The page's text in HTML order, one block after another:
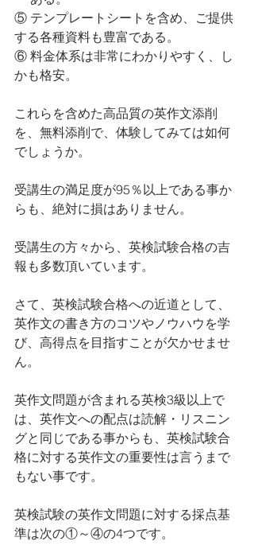
⑤ テンプレートシートを含め、ご提供
する各種資料も豊富である。
⑥ 料金体系は非常にわかりやすく、し
かも格安。
これらを含めた高品質の英作文添削
を、無料添削で、体験してみては如何
でしょうか。
受講生の満足度が95％以上である事か
らも、絶対に損はありません。
受講生の方々から、英検試験合格の吉
報も多数頂いています。
さて、英検試験合格への近道として、
英作文の書き方のコツやノウハウを学
び、高得点を目指すことが欠かせませ
ん。
英作文問題が含まれる英検3級以上で
は、英作文への配点は読解・リスニン
グと同じである事からも、英検試験合
格に対する英作文の重要性は言うまで
もない事です。
英検試験の英作文問題に対する採点基
準は次の①～④の4つです。